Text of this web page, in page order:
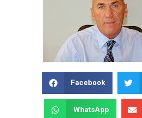
Facebook
WhatsApp